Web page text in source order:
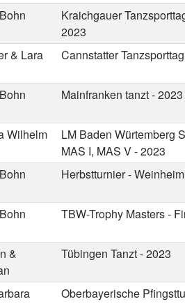
Kraichgauer
2023
& Lara
Cannstatter
Mainfranken tanzt - 2023
Wilhelm
LM Baden Würtemberg
MAS I, MAS V - 2023
Herbstturnier -
TBW-Trophy Masters -
&
Tübingen Tanzt - 2023
Oberbayerische